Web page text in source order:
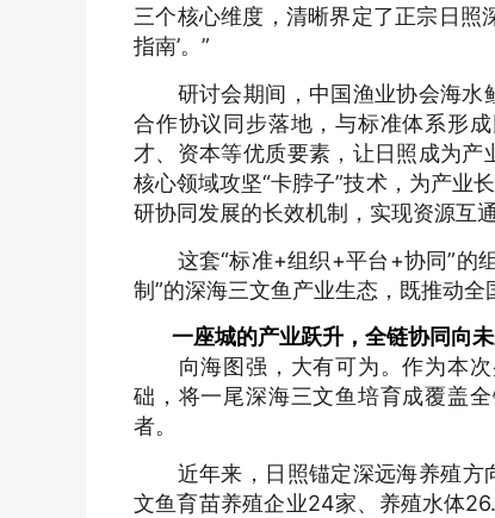
三个核心维度，清晰界定了正宗日照
指南’。”
研讨会期间，中国渔业协会海水
合作协议同步落地，与标准体系形
才、资本等优质要素，让日照成为
核心领域攻坚“卡脖子”技术，为产业
研协同发展的长效机制，实现资源互
这套“标准+组织+平台+协同”的组
制”的深海三文鱼产业生态，既推动
一座城的产业跃升，全链协同向
向海图强，大有可为。作为本次
础，将一尾深海三文鱼培育成覆盖
者。
近年来，日照锚定深远海养殖方
文鱼育苗养殖企业24家、养殖水体